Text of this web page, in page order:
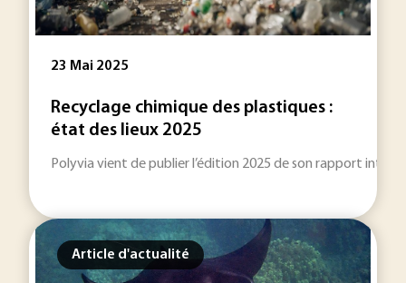
23 Mai 2025
Recyclage chimique des plastiques :
état des lieux 2025
Polyvia vient de publier l’édition 2025 de son rapport
Article d'actualité